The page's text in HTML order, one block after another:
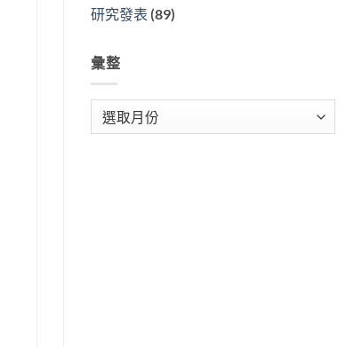
研究發表 (89)
彙整
整